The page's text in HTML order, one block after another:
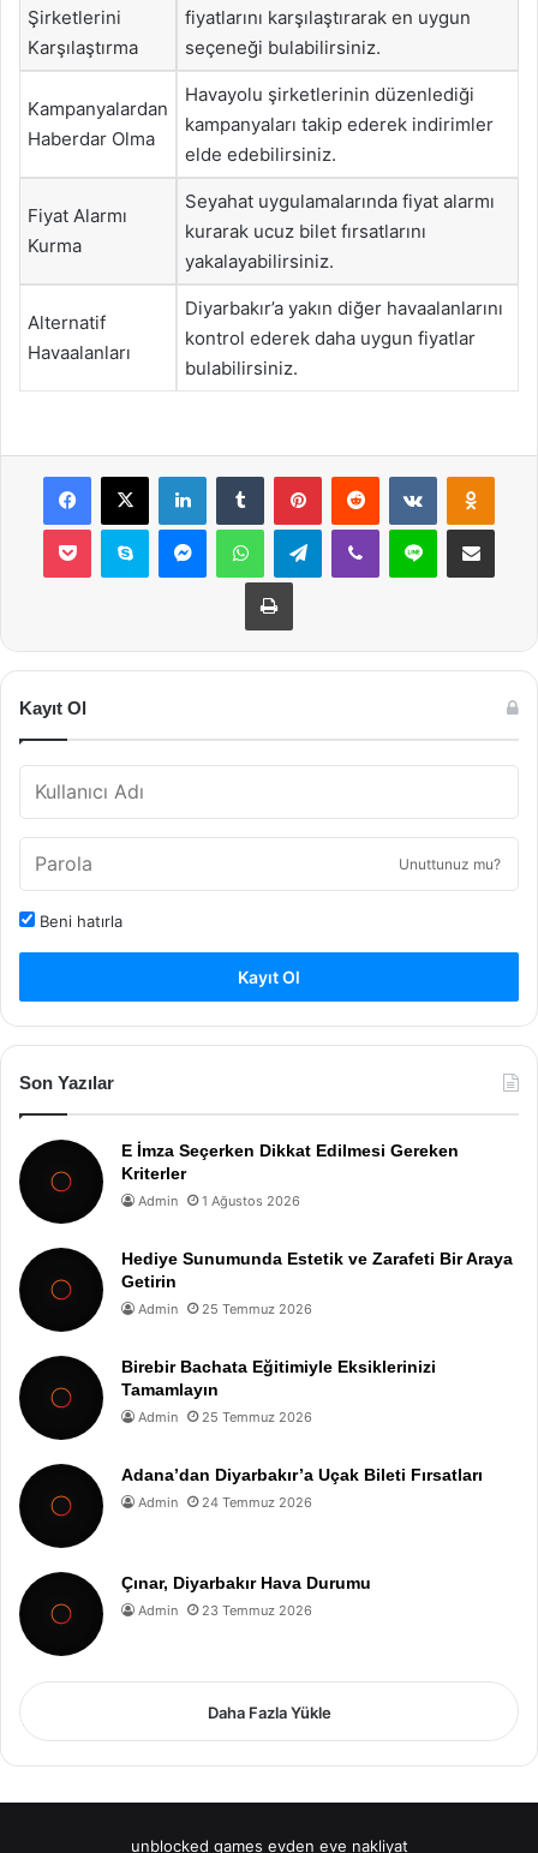
Şirketlerini
Karşılaştırma
fiyatlarını karşılaştırarak en uygun
seçeneği bulabilirsiniz.
Kampanyalardan
Haberdar Olma
Havayolu şirketlerinin düzenlediği
kampanyaları takip ederek indirimler
elde edebilirsiniz.
Fiyat Alarmı
Kurma
Seyahat uygulamalarında fiyat alarmı
kurarak ucuz bilet fırsatlarını
yakalayabilirsiniz.
Alternatif
Havaalanları
Diyarbakır’a yakın diğer havaalanlarını
kontrol ederek daha uygun fiyatlar
bulabilirsiniz.
Facebook
X LinkedInTumblr PinterestReddit VKontakte
Pocket Skype MessengerWhatsAppTelegramViber Line E-Posta ile
Yazdır
Kayıt Ol
Unuttunuz mu?
Beni hatırla
Kayıt Ol
Son Yazılar
E İmza Seçerken Dikkat Edilmesi Gereken
Kriterler
Admin 1 Ağustos 2026
Hediye Sunumunda Estetik ve Zarafeti Bir Araya
Getirin
Admin 25 Temmuz 2026
Birebir Bachata Eğitimiyle Eksiklerinizi
Tamamlayın
Admin 25 Temmuz 2026
Adana’dan Diyarbakır’a Uçak Bileti Fırsatları
Admin 24 Temmuz 2026
Çınar, Diyarbakır Hava Durumu
Admin 23 Temmuz 2026
Daha Fazla Yükle
unblocked games evden eve nakliyat